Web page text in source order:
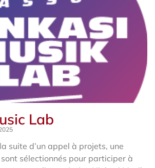
Lab
suite d’un appel à projets, une
sélectionnés pour participer à